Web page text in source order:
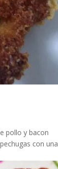
pollo y bacon
con una